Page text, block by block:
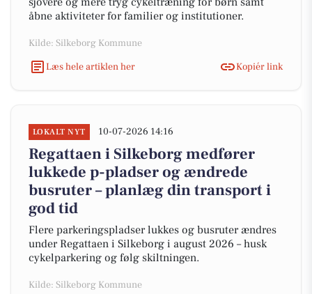
åbne aktiviteter for familier og institutioner.
Kilde: Silkeborg Kommune
Læs hele artiklen her
Kopiér link
LOKALT NYT 10-07-2026 14:16
Regattaen i Silkeborg medfører
lukkede p-pladser og ændrede
busruter – planlæg din transport i
god tid
Flere parkeringspladser lukkes og busruter ændres
under Regattaen i Silkeborg i august 2026 – husk
cykelparkering og følg skiltningen.
Kilde: Silkeborg Kommune